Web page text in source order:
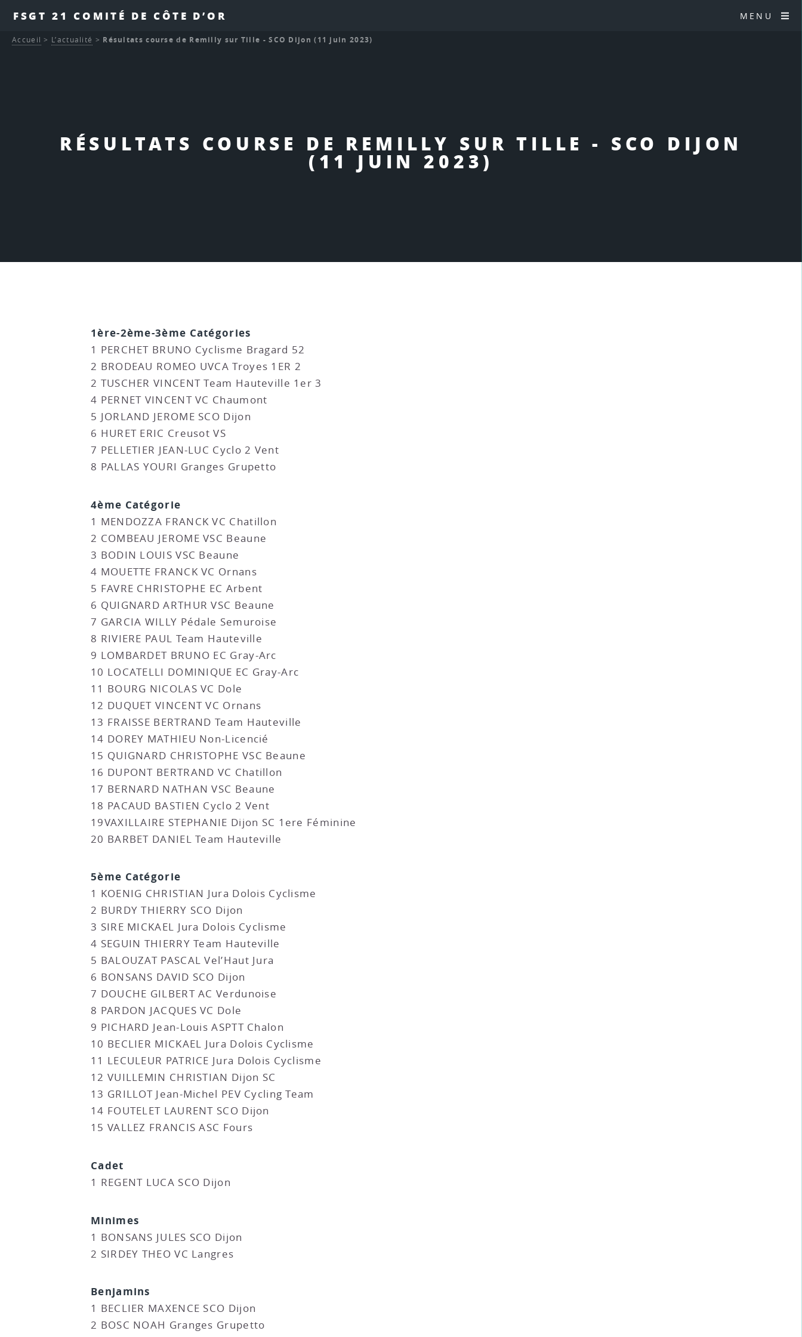
FSGT 21 COMITÉ DE CÔTE D’OR MENU
RÉSULTATS COURSE DE REMILLY SUR TILLE - SCO DIJON
(11 JUIN 2023)
Accueil > L’actualité > Résultats course de Remilly sur Tille - SCO Dijon (11 juin 2023)
1ère-2ème-3ème Catégories
1 PERCHET BRUNO Cyclisme Bragard 52
2 BRODEAU ROMEO UVCA Troyes 1ER 2
2 TUSCHER VINCENT Team Hauteville 1er 3
4 PERNET VINCENT VC Chaumont
5 JORLAND JEROME SCO Dijon
6 HURET ERIC Creusot VS
7 PELLETIER JEAN-LUC Cyclo 2 Vent
8 PALLAS YOURI Granges Grupetto
4ème Catégorie
1 MENDOZZA FRANCK VC Chatillon
2 COMBEAU JEROME VSC Beaune
3 BODIN LOUIS VSC Beaune
4 MOUETTE FRANCK VC Ornans
5 FAVRE CHRISTOPHE EC Arbent
6 QUIGNARD ARTHUR VSC Beaune
7 GARCIA WILLY Pédale Semuroise
8 RIVIERE PAUL Team Hauteville
9 LOMBARDET BRUNO EC Gray-Arc
10 LOCATELLI DOMINIQUE EC Gray-Arc
11 BOURG NICOLAS VC Dole
12 DUQUET VINCENT VC Ornans
13 FRAISSE BERTRAND Team Hauteville
14 DOREY MATHIEU Non-Licencié
15 QUIGNARD CHRISTOPHE VSC Beaune
16 DUPONT BERTRAND VC Chatillon
17 BERNARD NATHAN VSC Beaune
18 PACAUD BASTIEN Cyclo 2 Vent
19VAXILLAIRE STEPHANIE Dijon SC 1ere Féminine
20 BARBET DANIEL Team Hauteville
5ème Catégorie
1 KOENIG CHRISTIAN Jura Dolois Cyclisme
2 BURDY THIERRY SCO Dijon
3 SIRE MICKAEL Jura Dolois Cyclisme
4 SEGUIN THIERRY Team Hauteville
5 BALOUZAT PASCAL Vel’Haut Jura
6 BONSANS DAVID SCO Dijon
7 DOUCHE GILBERT AC Verdunoise
8 PARDON JACQUES VC Dole
9 PICHARD Jean-Louis ASPTT Chalon
10 BECLIER MICKAEL Jura Dolois Cyclisme
11 LECULEUR PATRICE Jura Dolois Cyclisme
12 VUILLEMIN CHRISTIAN Dijon SC
13 GRILLOT Jean-Michel PEV Cycling Team
14 FOUTELET LAURENT SCO Dijon
15 VALLEZ FRANCIS ASC Fours
Cadet
1 REGENT LUCA SCO Dijon
Minimes
1 BONSANS JULES SCO Dijon
2 SIRDEY THEO VC Langres
Benjamins
1 BECLIER MAXENCE SCO Dijon
2 BOSC NOAH Granges Grupetto